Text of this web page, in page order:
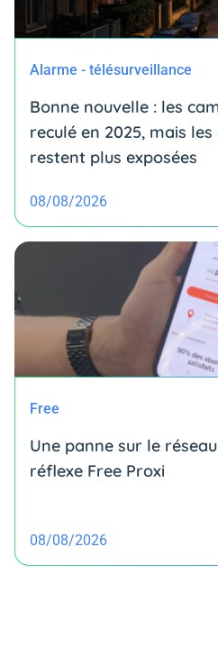
Alarme - télésurveillance
Bonne nouvelle : les
reculé en 2025, mais
restent plus exposées
08/08/2026
Free
Une panne sur le
réflexe Free Proxi
08/08/2026